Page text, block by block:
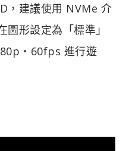
，建議使用 NVMe 介
圖形設定為「標準」
・60fps 進行遊